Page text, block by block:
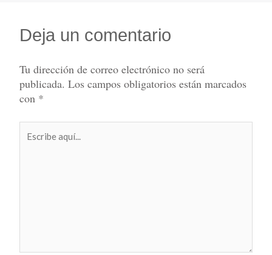
Deja un comentario
Tu dirección de correo electrónico no será
publicada. Los campos obligatorios están marcados
con *
aquí...